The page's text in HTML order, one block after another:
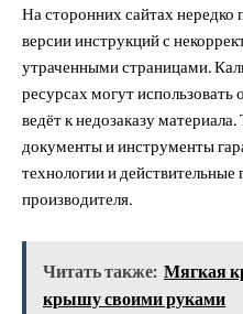
На сторонних сайтах
версии инструкций с
утраченными страницами.
ресурсах могут
ведёт к недозаказу
документы и инструменты
технологии и действительные
производителя.
Читать также: Мягкая
крышу своими руками